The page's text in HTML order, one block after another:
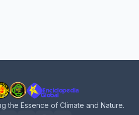
the Essence of Climate and Nature.